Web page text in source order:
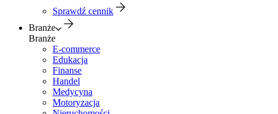
Sprawdź cennik
Branże
Branże
E-commerce
Edukacja
Finanse
Handel
Medycyna
Motoryzacja